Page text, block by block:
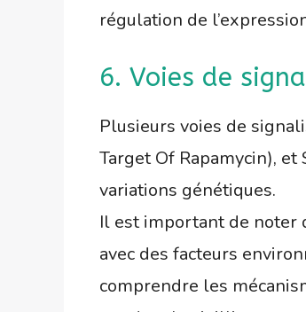
régulation de
6. Voies de
Plusieurs voies de
Target Of Rapamycin),
variations génétiques.
Il est important de noter
avec des facteurs
comprendre les